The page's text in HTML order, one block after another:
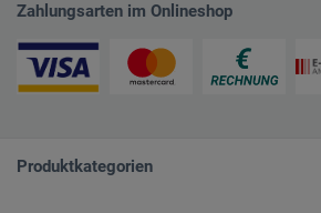
Zahlungsarten im Onlineshop
Produktkategorien